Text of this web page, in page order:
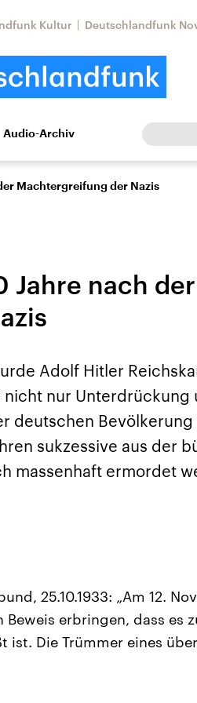
Kultur Deutschlandfunk
Europa
der
Oktober 2023
hat in der
die
Israel
Hamas
Diese wird wie
im Libanon
Der Iran – seit der
Islamischen
1979 auch
Republik Iran – ist
von einem
Religionsführer
regierter Staat im
Osten. Eine
zu Israel und zu
ist fest in der
Audio-Archiv
Machtergreifung der Nazis
Jahre nach der
Adolf Hitler
nur Unterdrückung
deutschen Bevölkerung
sukzessive aus der
massenhaft ermordet
25.10.1933: „Am 12.
erbringen, dass es
ist. Die Trümmer eines